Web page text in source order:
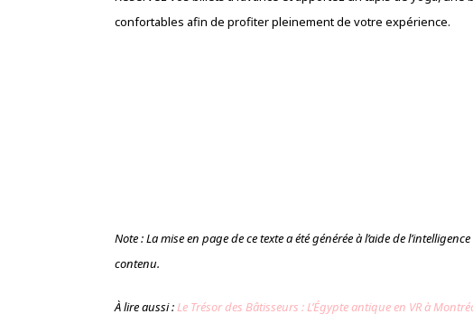
confortables afin de profiter pleinement de votre expérience.
Note : La mise en page de ce texte a été générée à l’aide de
contenu.
À lire aussi :Le Trésor des Bâtisseurs : L’Égypte antique en VR à